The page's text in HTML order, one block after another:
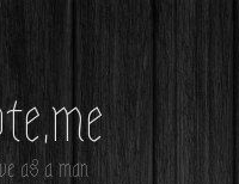
as a man